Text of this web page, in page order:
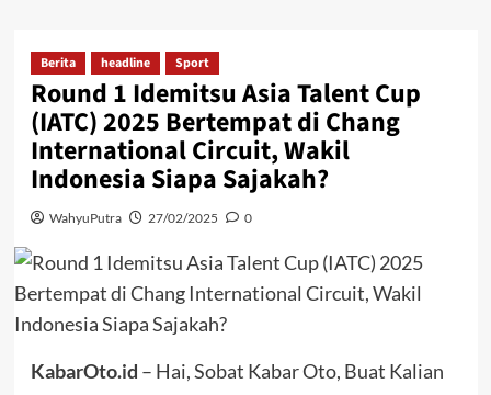
Berita headline Sport
Round 1 Idemitsu Asia Talent Cup
(IATC) 2025 Bertempat di Chang
International Circuit, Wakil
Indonesia Siapa Sajakah?
WahyuPutra 27/02/2025 0
KabarOto.id – Hai, Sobat Kabar Oto, Buat Kalian